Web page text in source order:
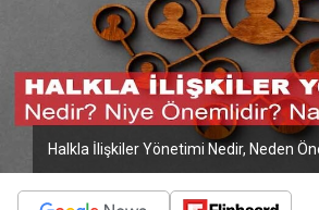
Halkla İlişkiler Yönetimi Nedir, Neden